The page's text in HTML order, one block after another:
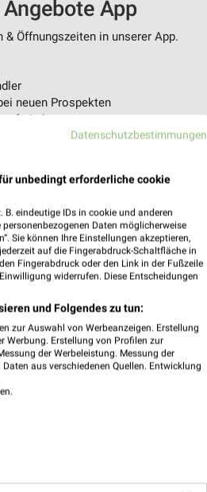
App
Öffnungszeiten in unserer App.
neuen Prospekten
planen
Datenschutzbestimmungen
unbedingt erforderliche cookie
eindeutige IDs in cookie und anderen
Daten möglicherweise
Sie können Ihre Einstellungen akzeptieren,
auf die Fingerabdruck-Schaltfläche in
Fingerabdruck oder den Link in der Fußzeile
widerrufen. Diese Entscheidungen
und Folgendes zu tun:
zur Auswahl von Werbeanzeigen. Erstellung
Werbung. Erstellung von Profilen zur
der Werbeleistung. Messung der
aus verschiedenen Quellen. Entwicklung